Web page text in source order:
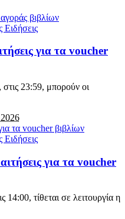
Ειδήσεις
για τα voucher
23:59, μπορούν οι
2026
Ειδήσεις
για τα voucher
τίθεται σε λειτουργία η